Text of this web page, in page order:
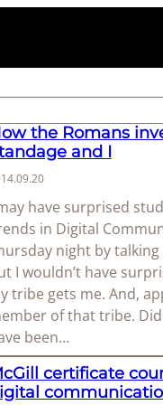
the Romans
and I
have surprised
in Digital
night by
I wouldn’t have
tribe gets me. And,
of that tribe.
been…
certificate